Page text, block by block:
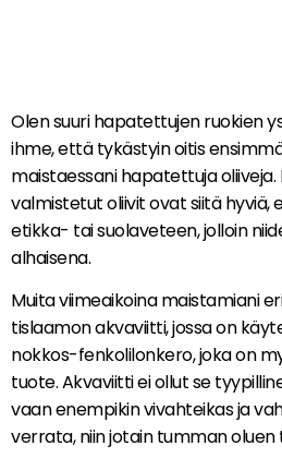
Olen suuri hapatettujen ruokien
ihme, että tykästyin oitis
maistaessani hapatettuja
valmistetut oliivit ovat siitä hyviä,
etikka- tai suolaveteen, jolloin
alhaisena.
Muita viimeaikoina maistamiani
tislaamon akvaviitti, jossa on
nokkos-fenkolilonkero, joka on
tuote. Akvaviitti ei ollut se
vaan enempikin vivahteikas ja
verrata, niin jotain tumman oluen